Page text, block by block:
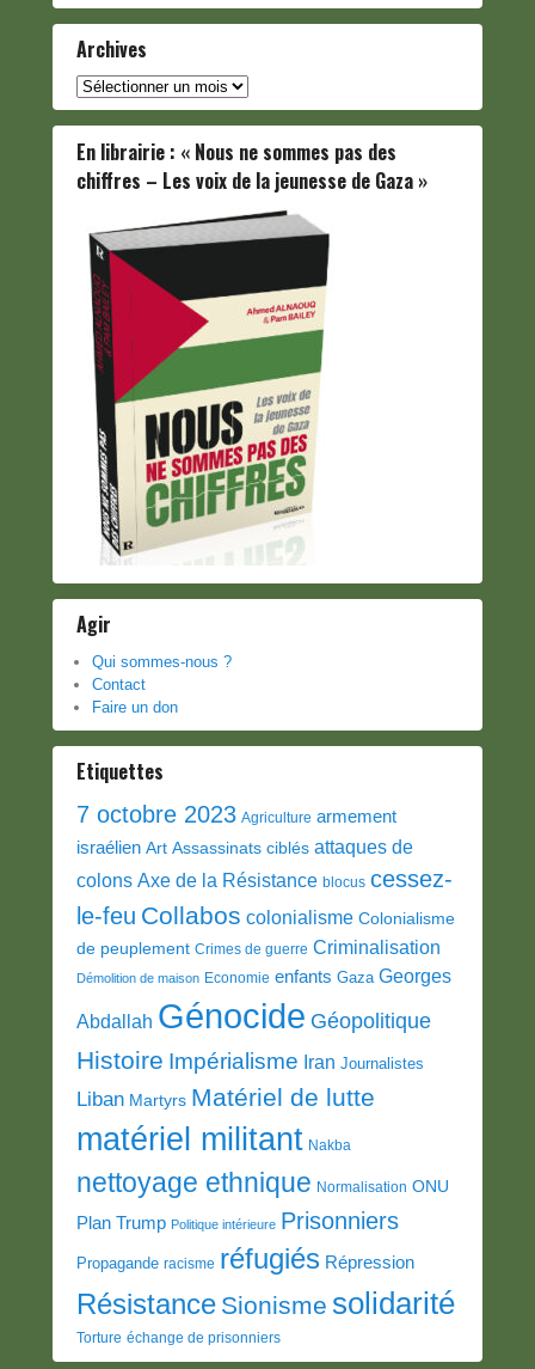
Archives
Archives
En librairie : « Nous ne sommes pas des
chiffres – Les voix de la jeunesse de Gaza »
Agir
Qui sommes-nous ?
Contact
Faire un don
Etiquettes
7 octobre 2023 Agriculture armement
israélien Art Assassinats ciblés attaques de
colons Axe de la Résistance blocus cessez-
le-feu Collabos colonialisme Colonialisme
de peuplement Crimes de guerre Criminalisation
Démolition de maison Economie enfants Gaza Georges
Abdallah Génocide Géopolitique
Histoire Impérialisme Iran Journalistes
Liban Martyrs Matériel de lutte
matériel militant Nakba
nettoyage ethnique Normalisation ONU
Plan Trump Politique intérieure Prisonniers
Propagande racisme réfugiés Répression
Résistance Sionisme solidarité
Torture échange de prisonniers